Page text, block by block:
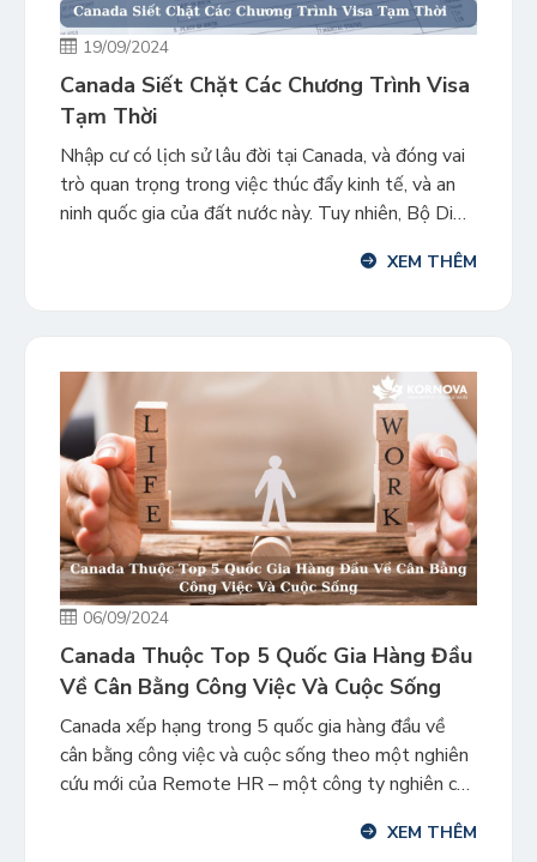
19/09/2024
Canada Siết Chặt Các Chương Trình Visa
Tạm Thời
Nhập cư có lịch sử lâu đời tại Canada, và đóng vai
trò quan trọng trong việc thúc đẩy kinh tế, và an
ninh quốc gia của đất nước này. Tuy nhiên, Bộ Di
lượng cư dân tạm thời từ 6,5% xuống còn 5% […]
XEM THÊM
06/09/2024
Canada Thuộc Top 5 Quốc Gia Hàng Đầu
Về Cân Bằng Công Việc Và Cuộc Sống
Canada xếp hạng trong 5 quốc gia hàng đầu về
cân bằng công việc và cuộc sống theo một nghiên
cứu mới của Remote HR – một công ty nghiên cứu
một số yếu tố ảnh hưởng đến sự cân bằng giữa
XEM THÊM